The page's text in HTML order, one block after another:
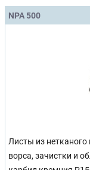
NPA 500
Листы из
ворса, зачистки и